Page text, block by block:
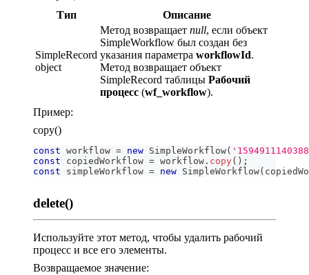
Тип
Описание
SimpleRecord
object
Метод возвращает null, если объект
SimpleWorkflow был создан без
указания параметра workflowId.
Метод возвращает объект
SimpleRecord таблицы Рабочий
процесс (wf_workflow).
Пример:
copy()
const workflow = new SimpleWorkflow(
const copiedWorkflow = workflow . copy( ) ;
const simpleWorkflow = new SimpleWorkflow(
delete()
Используйте этот метод, чтобы удалить рабочий
процесс и все его элементы.
Возвращаемое значение: